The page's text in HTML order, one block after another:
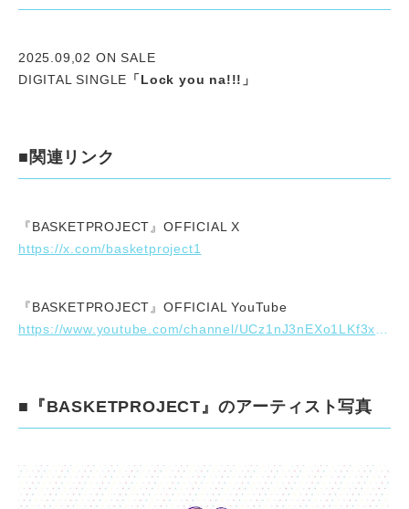
2025.09,02 ON SALE
DIGITAL SINGLE 「Lock you na!!!」
■関連リンク
『BASKETPROJECT』OFFICIAL X
https://x.com/basketproject1
『BASKETPROJECT』OFFICIAL YouTube
■『BASKETPROJECT』のアーティスト写真